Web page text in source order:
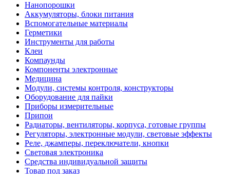
Нанопорошки
Аккумуляторы, блоки питания
Вспомогательные материалы
Герметики
Инструменты для работы
Клеи
Компаунды
Компоненты электронные
Медицина
Модули, системы контроля, конструкторы
Оборудование для пайки
Приборы измерительные
Припои
Радиаторы, вентиляторы, корпуса, готовые группы
Регуляторы, электронные модули, световые эффекты
Реле, джамперы, переключатели, кнопки
Световая электроника
Средства индивидуальной защиты
Товар под заказ